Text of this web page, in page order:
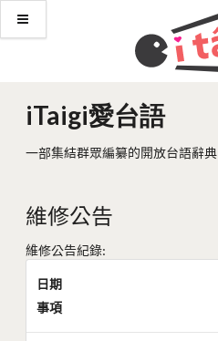
iTaigi愛台語
一部集結群眾編纂的開放台語辭典
維修公告
維修公告紀錄:
日期
事項